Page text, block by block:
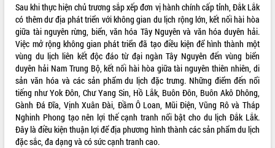
Sau khi thực hiện chủ trương sắp xếp đơn vị hành chính cấp tỉnh, Đắk Lắk
có thêm dư địa phát triển với không gian du lịch rộng lớn, kết nối hài hòa
giữa tài nguyên rừng, biển, văn hóa Tây Nguyên và văn hóa duyên hải.
Việc mở rộng không gian phát triển đã tạo điều kiện để hình thành một
vùng du lịch liên kết độc đáo từ đại ngàn Tây Nguyên đến vùng biển
duyên hải Nam Trung Bộ, kết nối hài hòa giữa tài nguyên thiên nhiên, di
sản văn hóa và các sản phẩm du lịch đặc trưng. Những điểm đến nổi
tiếng như Yok Đôn, Chư Yang Sin, Hồ Lắk, Buôn Đôn, Buôn Akô Dhông,
Gành Đá Đĩa, Vịnh Xuân Đài, Đầm Ô Loan, Mũi Điện, Vũng Rô và Tháp
Nghinh Phong tạo nên lợi thế cạnh tranh nổi bật cho du lịch Đắk Lắk.
Đây là điều kiện thuận lợi để địa phương hình thành các sản phẩm du lịch
đặc sắc, đa dạng và có sức cạnh tranh cao.